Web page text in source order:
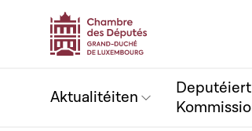
Aktualitéiten